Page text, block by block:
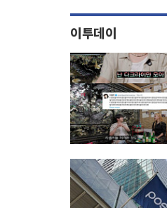
이투데이